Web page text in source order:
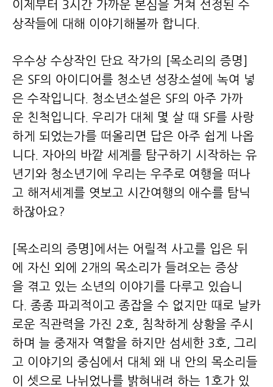
이제부터 3시간 가까운 본심을 거쳐 선정된 수
상작들에 대해 이야기해볼까 합니다.
우수상 수상작인 단요 작가의 [목소리의 증명]
은 SF의 아이디어를 청소년 성장소설에 녹여 넣
은 수작입니다. 청소년소설은 SF의 아주 가까
운 친척입니다. 우리가 대체 몇 살 때 SF를 사랑
하게 되었는가를 떠올리면 답은 아주 쉽게 나옵
니다. 자아의 바깥 세계를 탐구하기 시작하는 유
년기와 청소년기에 우리는 우주로 여행을 떠나
고 해저세계를 엿보고 시간여행의 애수를 탐닉
하잖아요?
[목소리의 증명]에서는 어릴적 사고를 입은 뒤
에 자신 외에 2개의 목소리가 들려오는 증상
을 겪고 있는 소년의 이야기를 다루고 있습니
다. 종종 파괴적이고 종잡을 수 없지만 때로 날카
로운 직관력을 가진 2호, 침착하게 상황을 주시
하며 늘 중재자 역할을 하지만 섬세한 3호, 그리
고 이야기의 중심에서 대체 왜 내 안의 목소리들
이 셋으로 나뉘었나를 밝혀내려 하는 1호가 있